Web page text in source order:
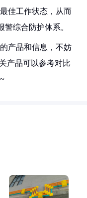
佳工作状态，从而
综合防护体系。
产品和信息，不妨
产品可以参考对比